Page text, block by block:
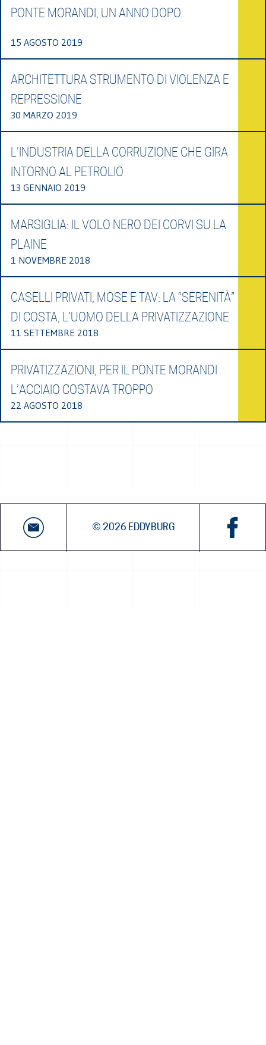
PONTE MORANDI, UN ANNO DOPO
15 AGOSTO 2019
ARCHITETTURA STRUMENTO DI VIOLENZA E
REPRESSIONE
30 MARZO 2019
L’INDUSTRIA DELLA CORRUZIONE CHE GIRA
INTORNO AL PETROLIO
13 GENNAIO 2019
MARSIGLIA: IL VOLO NERO DEI CORVI SU LA
PLAINE
1 NOVEMBRE 2018
CASELLI PRIVATI, MOSE E TAV: LA “SERENITÀ”
DI COSTA, L’UOMO DELLA PRIVATIZZAZIONE
11 SETTEMBRE 2018
PRIVATIZZAZIONI, PER IL PONTE MORANDI
L’ACCIAIO COSTAVA TROPPO
22 AGOSTO 2018
© 2026 EDDYBURG